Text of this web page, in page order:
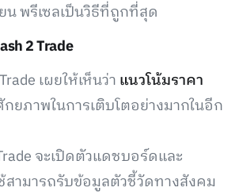
น พรีเซลเป็นวิธีที่ถูกที่สุด
2 Trade
เผยให้เห็นว่า แนวโน้มราคา
ยภาพในการเติบโตอย่างมากในอีก
จะเปิดตัวแดชบอร์ดและ
ามารถรับข้อมูลตัวชี้วัดทางสังคม